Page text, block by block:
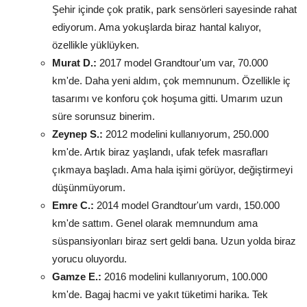
Şehir içinde çok pratik, park sensörleri sayesinde rahat
ediyorum. Ama yokuşlarda biraz hantal kalıyor,
özellikle yüklüyken.
Murat D.: 2017 model Grandtour'um var, 70.000
km'de. Daha yeni aldım, çok memnunum. Özellikle iç
tasarımı ve konforu çok hoşuma gitti. Umarım uzun
süre sorunsuz binerim.
Zeynep S.: 2012 modelini kullanıyorum, 250.000
km'de. Artık biraz yaşlandı, ufak tefek masrafları
çıkmaya başladı. Ama hala işimi görüyor, değiştirmeyi
düşünmüyorum.
Emre C.: 2014 model Grandtour'um vardı, 150.000
km'de sattım. Genel olarak memnundum ama
süspansiyonları biraz sert geldi bana. Uzun yolda biraz
yorucu oluyordu.
Gamze E.: 2016 modelini kullanıyorum, 100.000
km'de. Bagaj hacmi ve yakıt tüketimi harika. Tek